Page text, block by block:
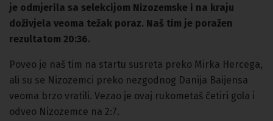
je odmjerila sa selekcijom Nizozemske i na kraju
doživjela veoma težak poraz. Naš tim je poražen
rezultatom 20:36.
Poveo je naš tim na startu susreta preko Mirka Hercega,
ali su se Nizozemci preko nezgodnog Danija Baijensa
veoma brzo vratili. Vezao je ovaj rukometaš četiri gola i
odveo Nizozemce na 2:7.